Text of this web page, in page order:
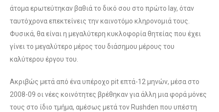
άτομα ερωτεύτηκαν βαθιά το δικό σου στο πρώτο lay, όταν
ταυτόχρονα επεκτείνεις την καινοτόμο κληρονομιά τους.
Φυσικά, θα είναι η μεγαλύτερη κυκλοφορία θητείας που έχει
γίνει το μεγαλύτερο μέρος του διάσημου μέρους του
καλύτερου έργου του.
Ακριβώς μετά από ένα υπέροχο pit επτά-12 μηνών, μέσα στο
2008-09 οι νέες κοινότητες βρέθηκαν για άλλη μια φορά μόνες
τους στο ίδιο τμήμα, αμέσως μετά τον Rushden που υπέστη